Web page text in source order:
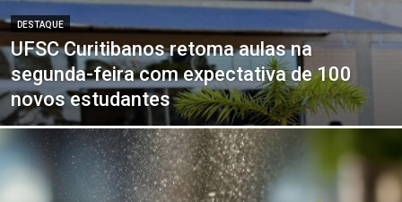
DESTAQUE
UFSC Curitibanos retoma aulas na
segunda-feira com expectativa de 100
novos estudantes